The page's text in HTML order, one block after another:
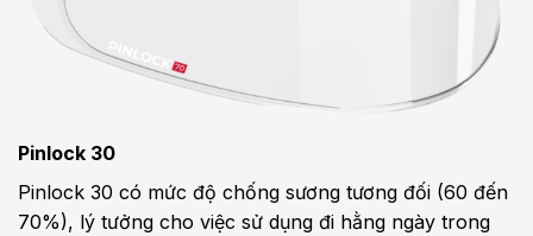
Pinlock 30
Pinlock 30 có mức độ chống sương tương đối (60 đến
70%), lý tưởng cho việc sử dụng đi hằng ngày trong